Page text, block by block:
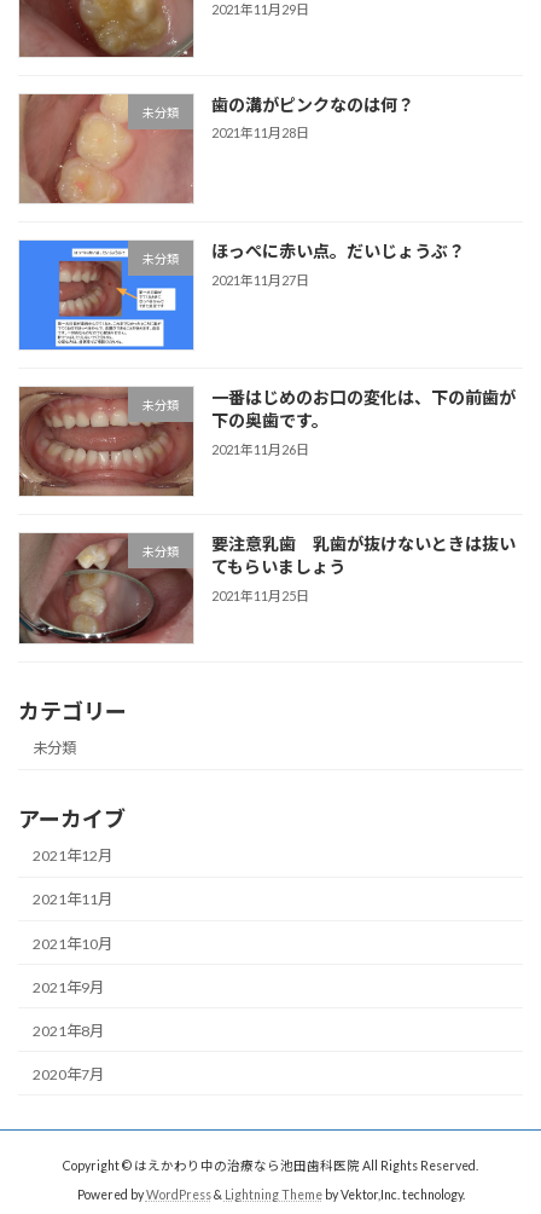
2021年11月29日
未分類 歯の溝がピンクなのは何？
2021年11月28日
未分類 ほっぺに赤い点。だいじょうぶ？
2021年11月27日
未分類
一番はじめのお口の変化は、下の前歯が
下の奥歯です。
2021年11月26日
未分類
要注意乳歯 乳歯が抜けないときは抜い
てもらいましょう
2021年11月25日
カテゴリー
未分類
アーカイブ
2021年12月
2021年11月
2021年10月
2021年9月
2021年8月
2020年7月
Copyright © はえかわり中の治療なら池田歯科医院 All Rights Reserved.
Powered byWordPress& Lightning Themeby Vektor,Inc. technology.